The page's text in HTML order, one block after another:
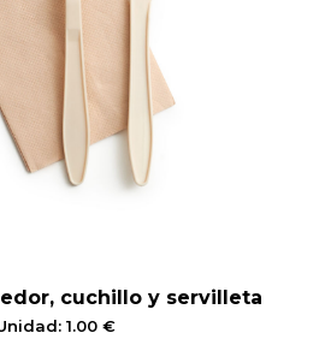
cuchillo y servilleta
1.00 €